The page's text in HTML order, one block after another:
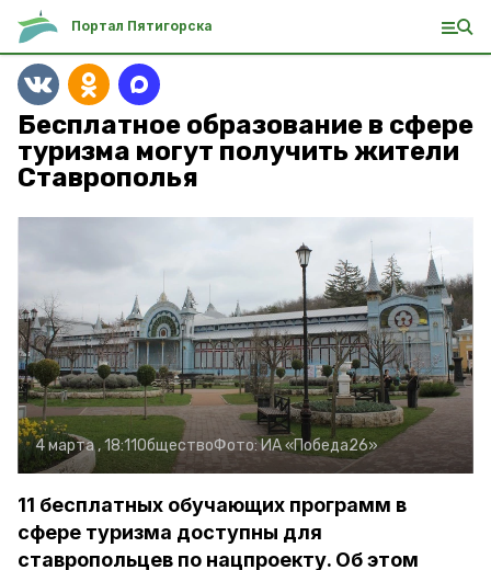
Портал Пятигорска
Бесплатное образование в сфере
туризма могут получить жители
Ставрополья
4 марта , 18:11ОбществоФото:ИА «Победа26»
11 бесплатных обучающих программ в
сфере туризма доступны для
ставропольцев по нацпроекту. Об этом